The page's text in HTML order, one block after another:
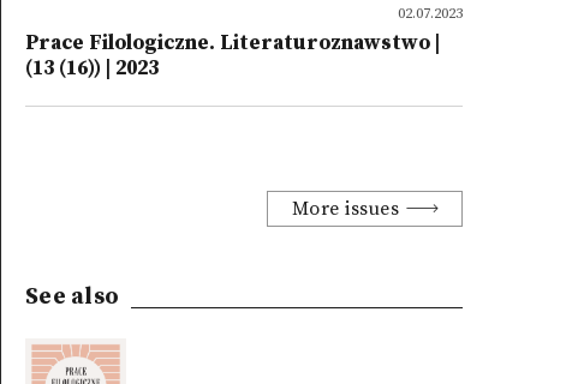
02.07.2023
Prace Filologiczne. Literaturoznawstwo |
(13 (16)) | 2023
More issues
See also